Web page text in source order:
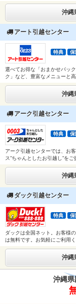
沖縄
アート引越センター
特典 保
選べてお得な「おまかせパッ
ク」など、豊富なメニューと
沖縄
アーク引越センター
特典 保
アーク引越センターでは、お
ス”ちゃんとしたお引越し”をご
沖縄
ダック引越センター
特典 保
ダックは全国ネット。お客様
は無料です。お気軽にご利用く
沖縄
沖縄